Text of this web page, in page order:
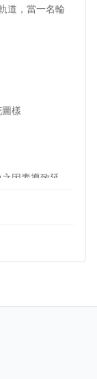
地方嗎？請
道，當一名輪
樣
因素導致延